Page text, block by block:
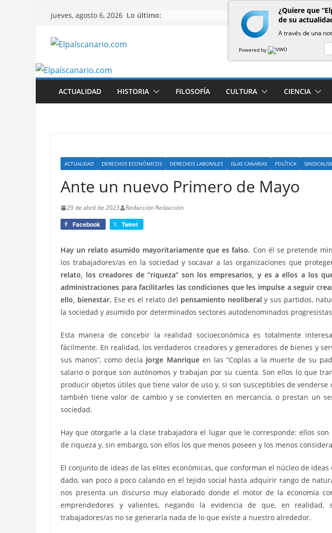
Saltar
contenido
jueves, agosto 6, 2026 Lo último:
ACTUALIDAD HISTORIA FILOSOFÍA CULTURA CIENCIA
ACTUALIDAD DERECHOS ECONÓMICOS DERECHOS LABORALES ISLAS CANARIAS POLÍTICA
Ante un nuevo Primero de Mayo
29 de abril de 2023 Redacción Redacción
Facebook Tweet
Hay un relato asumido mayoritariamente que es falso. Con él se pretende
los trabajadores/as en la sociedad y socavar a las organizaciones que
relato, los creadores de “riqueza” son los empresarios, y es a ellos a los
administraciones para facilitarles las condiciones que les impulse a seguir
ello, bienestar. Ese es el relato del pensamiento neoliberal y sus partidos,
la sociedad y asumido por determinados sectores autodenominados
Esta manera de concebir la realidad socioeconómica es totalmente
fácilmente. En realidad, los verdaderos creadores y generadores de bienes y
sus manos”, como decía Jorge Manriqueen las “Coplas a la muerte de su
salario o porque son autónomos y trabajan por su cuenta. Son ellos lo que
producir objetos útiles que tiene valor de uso y, si son susceptibles de venderse
también tiene valor de cambio y se convierten en mercancía, o prestan un
sociedad.
Hay que otorgarle a la clase trabajadora el lugar que le corresponde: ellos son
de riqueza y, sin embargo, son ellos los que menos poseen y los menos
El conjunto de ideas de las elites económicas, que conforman el núcleo de
dado, van poco a poco calando en el tejido social hasta adquirir rango de
nos presenta un discurso muy elaborado donde el motor de la economía
emprendedores y valientes, negando la evidencia de que, en
trabajadores/as no se generaría nada de lo que existe a nuestro alrededor.
¿Quiere que
de su
A través de una
Powered by